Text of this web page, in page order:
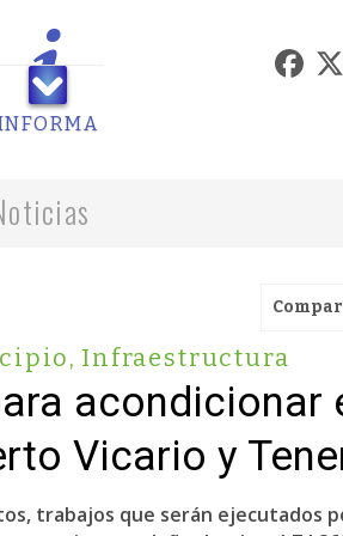
, Infraestructura
acondicionar
Vicario y
trabajos que serán ejecutados